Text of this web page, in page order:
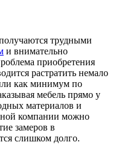
трудными
и внимательно
приобретения
растратить немало
как минимум по
мебель прямо у
материалов и
компании можно
замеров в
слишком долго.